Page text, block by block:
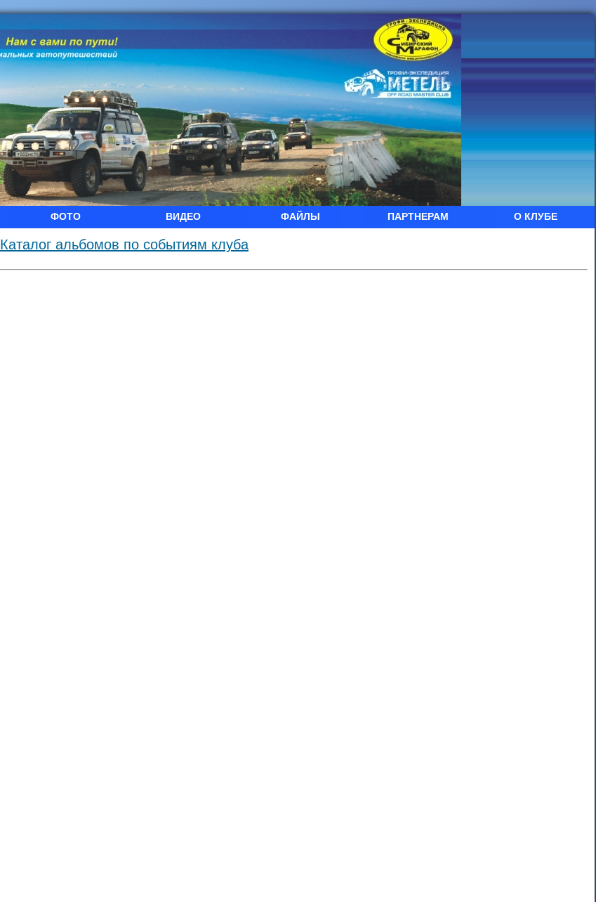
ФОТО ВИДЕО ФАЙЛЫ ПАРТНЕРАМ О КЛУБЕ
Каталог альбомов по событиям клуба